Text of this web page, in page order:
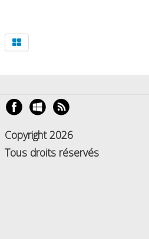
Copyright 2026
Tous droits réservés